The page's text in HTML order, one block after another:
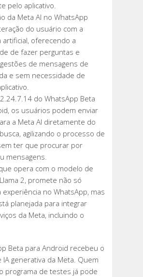
pelo aplicativo.
da Meta AI no WhatsApp
do usuário com a
artificial, oferecendo a
de fazer perguntas e
de mensagens de
e sem necessidade de
do WhatsApp Beta
os usuários podem enviar
a Meta AI diretamente do
agilizando o processo de
ter que procurar por
mensagens.
opera com o modelo de
2, promete não só
experiência no WhatsApp, mas
planejada para integrar
da Meta, incluindo o
Beta para Android recebeu o
generativa da Meta. Quem
programa de testes já pode